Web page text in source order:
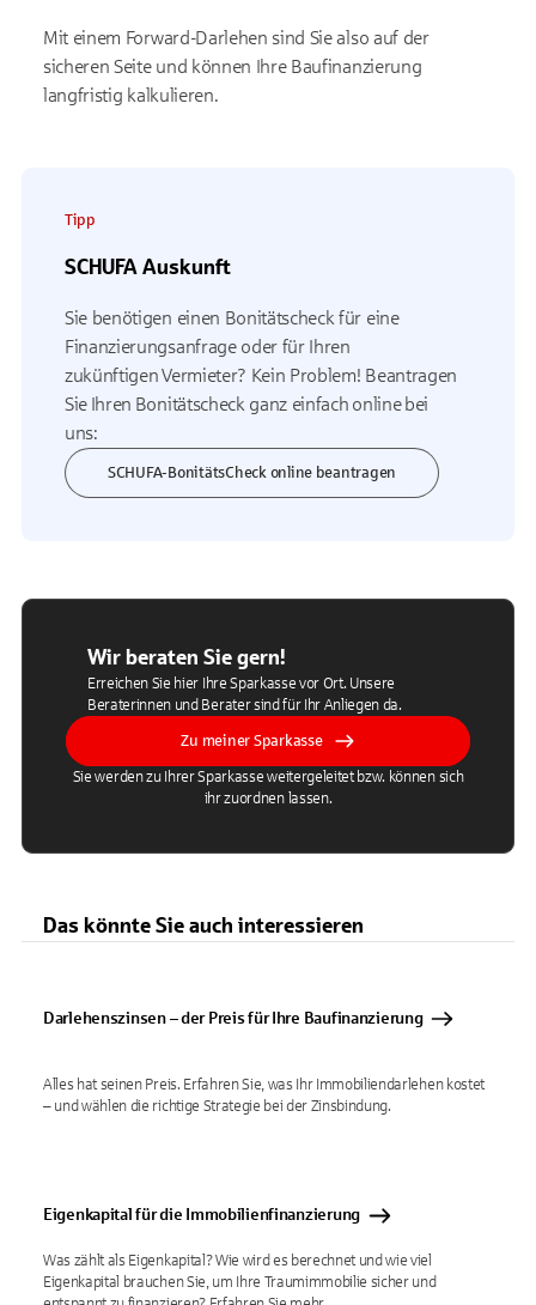
Mit einem Forward-Darlehen sind Sie also auf der
sicheren Seite und können Ihre Baufinanzierung
langfristig kalkulieren.
Tipp
SCHUFA Auskunft
Sie benötigen einen Bonitätscheck für eine
Finanzierungsanfrage oder für Ihren
zukünftigen Vermieter? Kein Problem! Beantragen
Sie Ihren Bonitätscheck ganz einfach online bei
uns:
SCHUFA-BonitätsCheck online beantragen
Wir beraten Sie gern!
Erreichen Sie hier Ihre Sparkasse vor Ort. Unsere
Beraterinnen und Berater sind für Ihr Anliegen da.
Zu meiner Sparkasse
Sie werden zu Ihrer Sparkasse weitergeleitet bzw. können sich
ihr zuordnen lassen.
Das könnte Sie auch interessieren
Darlehenszinsen – der Preis für Ihre Baufinanzierung
Alles hat seinen Preis. Erfahren Sie, was Ihr Immobiliendarlehen kostet
– und wählen die richtige Strategie bei der Zinsbindung.
Eigenkapital für die Immobilienfinanzierung
Was zählt als Eigenkapital? Wie wird es berechnet und wie viel
Eigenkapital brauchen Sie, um Ihre Traumimmobilie sicher und